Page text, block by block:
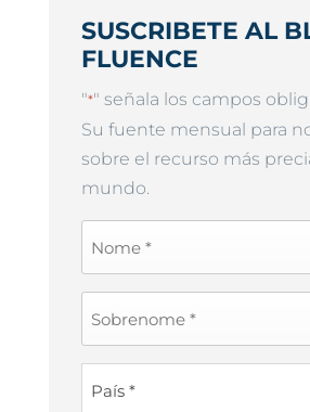
SUSCRIBETE AL
FLUENCE
"*" señala los campos
Su fuente mensual para
sobre el recurso más
mundo.